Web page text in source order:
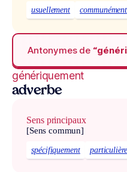
usuellement communément
Antonymes de
génériquement
adverbe
Sens principaux
[Sens commun]
spécifiquement